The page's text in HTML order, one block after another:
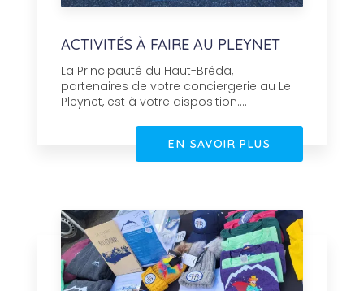
ACTIVITÉS À FAIRE AU PLEYNET
La Principauté du Haut-Bréda,
partenaires de votre conciergerie au Le
Pleynet, est à votre disposition....
EN SAVOIR PLUS